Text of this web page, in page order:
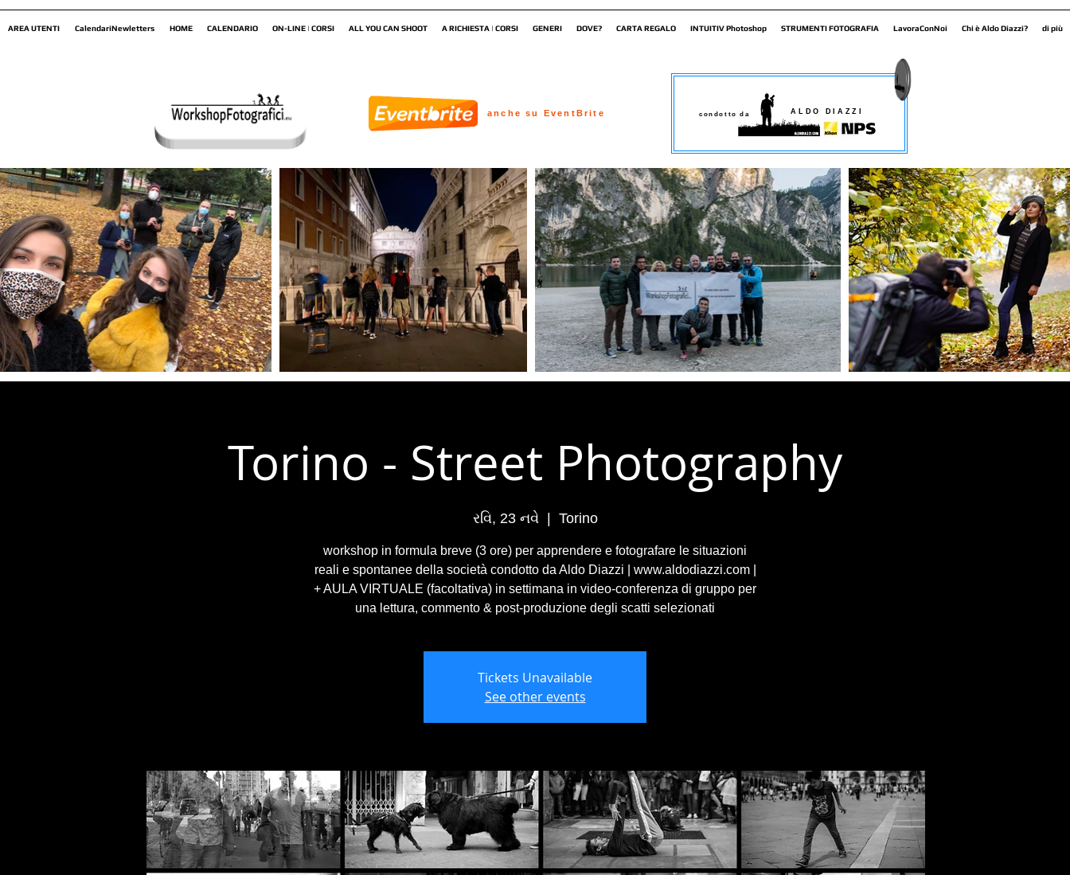
AREA UTENTI CalendariNewletters HOME CALENDARIO ON-LINE | CORSI ALL YOU CAN SHOOT A RICHIESTA | CORSI GENERI DOVE? CARTA REGALO INTUITIV Photoshop STRUMENTI FOTOGRAFIA LavoraConNoi Chi è Aldo Diazzi? di più
Torino - Street Photography
રવિ, 23 નવે
  |
Torino
workshop in formula breve (3 ore) per apprendere e fotografare le situazioni
reali e spontanee della società condotto da Aldo Diazzi | www.aldodiazzi.com |
+ AULA VIRTUALE (facoltativa) in settimana in video-conferenza di gruppo per
una lettura, commento & post-produzione degli scatti selezionati
Tickets Unavailable
See other events
condotto da ALDO DIAZZI
anche su EventBrite